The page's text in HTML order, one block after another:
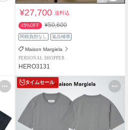
¥27,700送料込
45%OFF ¥50,600
関税負担なし 返品補償
Maison Margiela
PERSONAL SHOPPER
HERO3131
タイムセール